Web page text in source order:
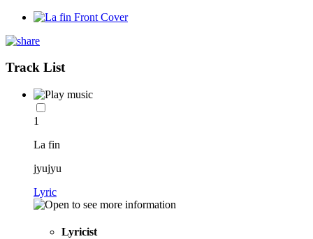
Track List
1
La fin
jyujyu
Lyric
Lyricist